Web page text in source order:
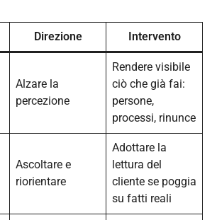
Direzione Intervento
Alzare la
percezione
Rendere visibile
ciò che già fai:
persone,
processi, rinunce
Ascoltare e
riorientare
Adottare la
lettura del
cliente se poggia
su fatti reali